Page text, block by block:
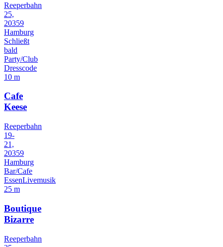
Reeperbahn
25,
20359
Hamburg
Schließt
bald
Party/Club
Dresscode
10 m
Cafe
Keese
Reeperbahn
19-
21,
20359
Hamburg
Bar/Cafe
EssenLivemusik
25 m
Boutique
Bizarre
Reeperbahn